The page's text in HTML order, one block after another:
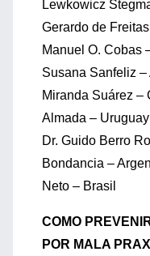
Lewkowicz
Gerardo de
Manuel O. Cobas
Susana Sanfeliz
Miranda Suárez –
Almada –
Dr. Guido Berro
Bondancia –
Neto – Brasil
COMO
POR MALA